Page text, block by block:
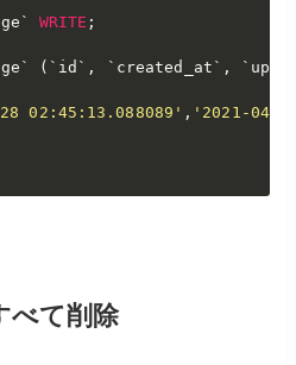
` WRITE ;
` ( ` id ` , ` created_at ` , `
02:45:13.088089' , '2021-04-
べて削除